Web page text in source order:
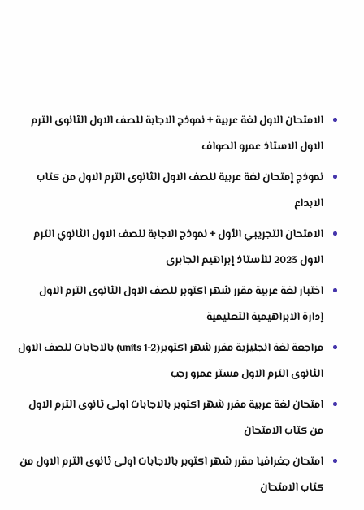
الامتحان الاول لغة عربية + نموذج الاجابة للصف الاول الثانوى الترم
الاول الاستاذ عمرو الصواف
نموذج إمتحان لغة عربية للصف الاول الثانوى الترم الاول من كتاب
الابداع
الامتحان التجريبي الأول + نموذج الاجابة للصف الاول الثانوي الترم
الاول 2023 للأستاذ إبراهيم الجابرى
اختبار لغة عربية مقرر شهر اكتوبر للصف الاول الثانوى الترم الاول
إدارة الابراهيمية التعليمية
مراجعة لغة انجليزية مقرر شهر اكتوبر(units 1-2) بالاجابات للصف الاول
الثانوى الترم الاول مستر عمرو رجب
امتحان لغة عربية مقرر شهر اكتوبر بالاجابات اولى ثانوى الترم الاول
من كتاب الامتحان
امتحان جغرافيا مقرر شهر اكتوبر بالاجابات اولى ثانوى الترم الاول من
كتاب الامتحان